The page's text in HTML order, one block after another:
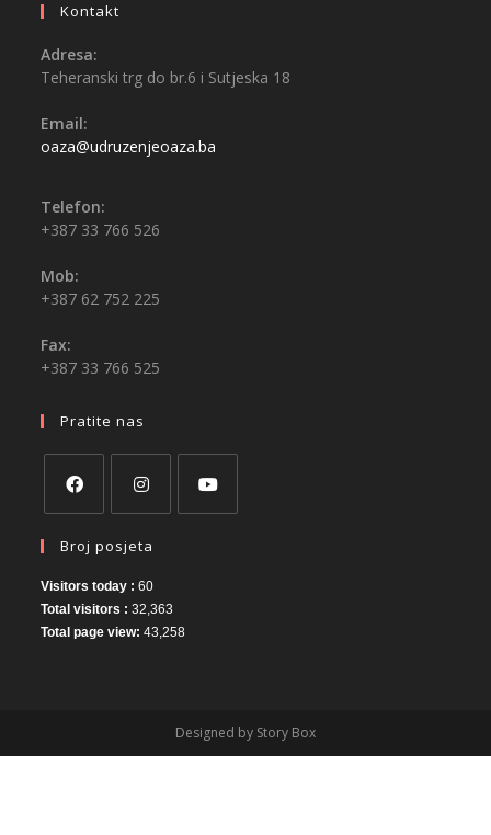
Kontakt
Adresa:
Teheranski trg do br.6 i Sutjeska 18
Email:
oaza@udruzenjeoaza.ba
Telefon:
+387 33 766 526
Mob:
+387 62 752 225
Fax:
+387 33 766 525
Pratite nas
Broj posjeta
Visitors today :60
Total visitors :32,363
Total page view:43,258
Designed by Story Box